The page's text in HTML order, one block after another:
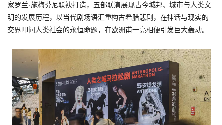
家罗兰·施梅芬尼联袂打造，五部联演展现古今城邦、城市与人类文
明的发展历程，以当代剧场语汇重构古希腊悲剧，在神话与现实的
交界叩问人类社会的永恒命题，在欧洲甫一亮相便引发巨大轰动。